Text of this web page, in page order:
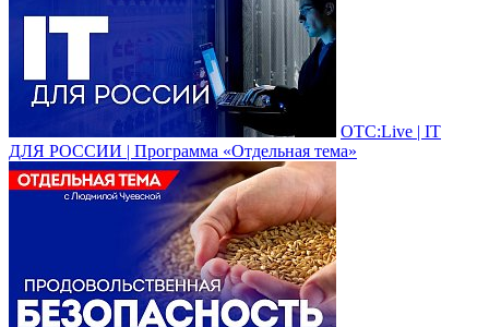
ОТС:Live | IT
ДЛЯ РОССИИ | Программа «Отдельная тема»